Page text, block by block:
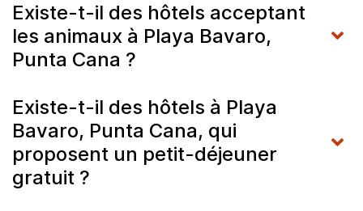
Existe-t-il des hôtels acceptant
les animaux à Playa Bavaro,
Punta Cana ?
Existe-t-il des hôtels à Playa
Bavaro, Punta Cana, qui
proposent un petit-déjeuner
gratuit ?